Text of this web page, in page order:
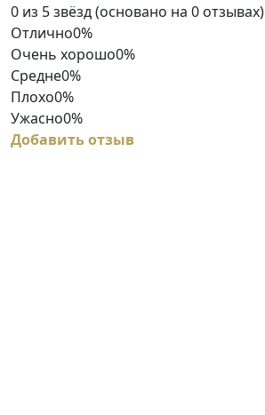
Rated
0
out
of
5
0 из 5 звёзд (основано на 0 отзывах)
Отлично0%
Очень хорошо0%
Средне0%
Плохо0%
Ужасно0%
Добавить отзыв